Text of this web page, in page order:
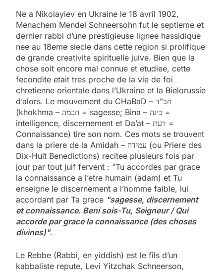
Ne a Nikolayiev en Ukraine le 18 avril 1902,
Menachem Mendel Schneersohn fut le septieme et
dernier rabbi d’une prestigieuse lignee hassidique
nee au 18eme siecle dans cette region si prolifique
de grande creativite spirituelle juive. Bien que la
chose soit encore mal connue et etudiee, cette
fecondite etait tres proche de la vie de foi
chretienne orientale dans l’Ukraine et la Bielorussie
d’alors. Le mouvement du CHaBaD – חב"ד
(khokhma – חכמה = sagesse; Bina – בינה =
intelligence, discernement et Da’at – דעת =
Connaissance) tire son nom. Ces mots se trouvent
dans la priere de la Amidah – עמידה (ou Priere des
Dix-Huit Benedictions) recitee plusieurs fois par
jour par tout juif fervent : "Tu accordes par grace
la connaissance a l’etre humain (adam) et Tu
enseigne le discernement a l’homme faible, lui
accordant par Ta grace "sagesse, discernement
et connaissance. Beni sois-Tu, Seigneur / Qui
accorde par grace la connaissance (des choses
divines)".
Le Rebbe (Rabbi, en yiddish) est le fils d’un
kabbaliste repute, Levi Yitzchak Schneerson,